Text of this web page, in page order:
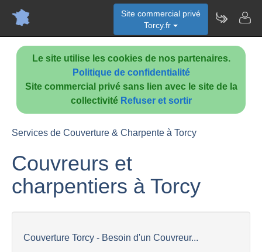
Le site utilise les cookies de nos partenaires.
Politique de confidentialité
Site commercial privé sans lien avec le site de la
collectivité Refuser et sortir
Site commercial privé
Torcy.fr
Services de Couverture & Charpente à Torcy
Couvreurs et
charpentiers à Torcy
Couverture Torcy - Besoin d'un Couvreur...